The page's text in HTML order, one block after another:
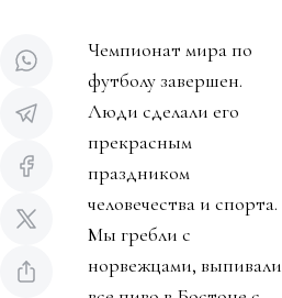
Чемпионат мира по
футболу завершен.
Люди сделали его
прекрасным
праздником
человечества и спорта.
Мы гребли с
норвежцами, выпивали